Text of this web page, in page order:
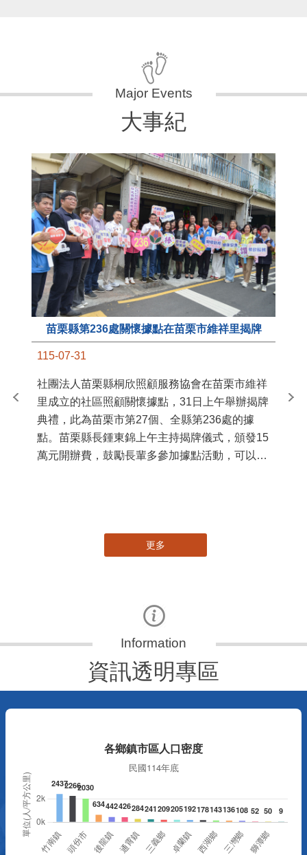
大事紀
苗栗縣第236處關懷據點在苗栗市維祥里揭牌
115-07-31
社團法人苗栗縣桐欣照顧服務協會在苗栗市維祥
里成立的社區照顧關懷據點，31日上午舉辦揭牌
典禮，此為苗栗市第27個、全縣第236處的據
點。苗栗縣長鍾東錦上午主持揭牌儀式，頒發15
萬元開辦費，鼓勵長輩多參加據點活動，可以更
苗
更多
資訊透明專區